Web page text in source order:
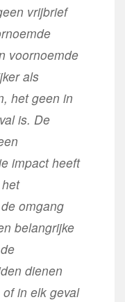
vrijbrief
voornoemde
als
het geen in
is. De
impact heeft
omgang
belangrijke
dienen
in elk geval